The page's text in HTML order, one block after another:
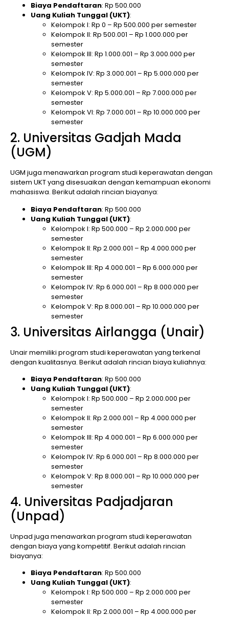
Biaya Pendaftaran: Rp 500.000
Uang Kuliah Tunggal (UKT):
Kelompok I: Rp 0 – Rp 500.000 per semester
Kelompok II: Rp 500.001 – Rp 1.000.000 per
semester
Kelompok III: Rp 1.000.001 – Rp 3.000.000 per
semester
Kelompok IV: Rp 3.000.001 – Rp 5.000.000 per
semester
Kelompok V: Rp 5.000.001 – Rp 7.000.000 per
semester
Kelompok VI: Rp 7.000.001 – Rp 10.000.000 per
semester
2. Universitas Gadjah Mada
(UGM)
UGM juga menawarkan program studi keperawatan dengan
sistem UKT yang disesuaikan dengan kemampuan ekonomi
mahasiswa. Berikut adalah rincian biayanya:
Biaya Pendaftaran: Rp 500.000
Uang Kuliah Tunggal (UKT):
Kelompok I: Rp 500.000 – Rp 2.000.000 per
semester
Kelompok II: Rp 2.000.001 – Rp 4.000.000 per
semester
Kelompok III: Rp 4.000.001 – Rp 6.000.000 per
semester
Kelompok IV: Rp 6.000.001 – Rp 8.000.000 per
semester
Kelompok V: Rp 8.000.001 – Rp 10.000.000 per
semester
3. Universitas Airlangga (Unair)
Unair memiliki program studi keperawatan yang terkenal
dengan kualitasnya. Berikut adalah rincian biaya kuliahnya:
Biaya Pendaftaran: Rp 500.000
Uang Kuliah Tunggal (UKT):
Kelompok I: Rp 500.000 – Rp 2.000.000 per
semester
Kelompok II: Rp 2.000.001 – Rp 4.000.000 per
semester
Kelompok III: Rp 4.000.001 – Rp 6.000.000 per
semester
Kelompok IV: Rp 6.000.001 – Rp 8.000.000 per
semester
Kelompok V: Rp 8.000.001 – Rp 10.000.000 per
semester
4. Universitas Padjadjaran
(Unpad)
Unpad juga menawarkan program studi keperawatan
dengan biaya yang kompetitif. Berikut adalah rincian
biayanya:
Biaya Pendaftaran: Rp 500.000
Uang Kuliah Tunggal (UKT):
Kelompok I: Rp 500.000 – Rp 2.000.000 per
semester
Kelompok II: Rp 2.000.001 – Rp 4.000.000 per